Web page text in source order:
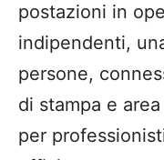
postazioni in
indipendenti,
persone,
di stampa e
per